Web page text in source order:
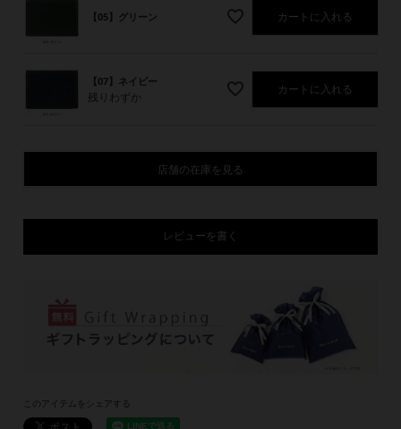
【05】グリーン カートに入れる
【07】ネイビー
残りわずか
カートに入れる
店舗の在庫を見る
レビューを書く
このアイテムをシェアする